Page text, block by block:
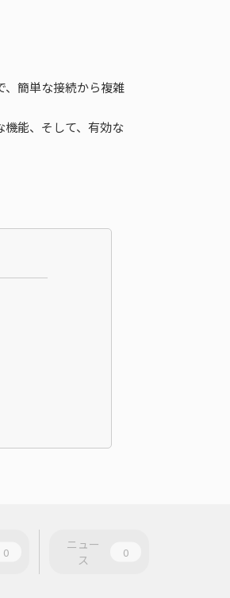
簡単な接続から複雑
能、そして、有効な
0
ニュー
ス
0